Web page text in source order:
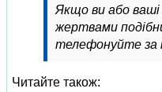
Якщо ви або ваші
жертвами
телефонуйте за
Читайте також: